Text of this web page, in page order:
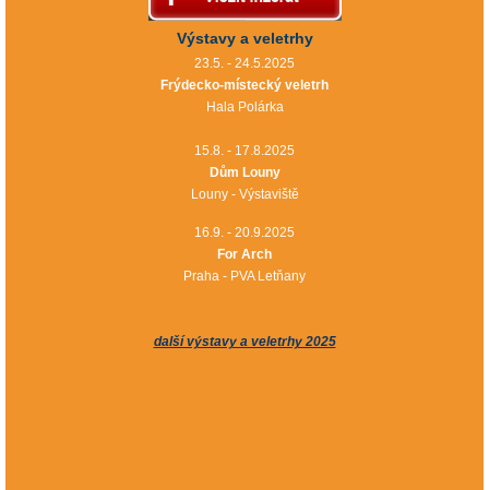
Výstavy a veletrhy
23.5. - 24.5.2025
Frýdecko-místecký veletrh
Hala Polárka
15.8. - 17.8.2025
Dům Louny
Louny - Výstaviště
16.9. - 20.9.2025
For Arch
Praha - PVA Letňany
další výstavy a veletrhy 2025